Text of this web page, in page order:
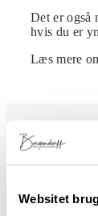
Websitet
Det er også
hvis du er
Læs mere
Hvis